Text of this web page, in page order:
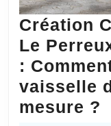
Création
Le
:
vaisselle
mesure ?